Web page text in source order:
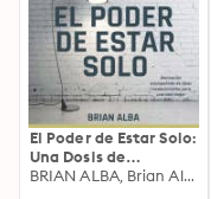
El Poder de Estar Solo:
Una Dosis de
Motivación
BRIAN ALBA, Brian Alba